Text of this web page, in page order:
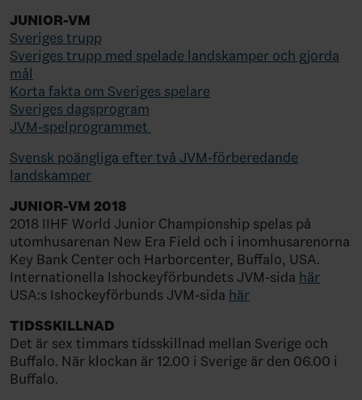
JUNIOR-VM
Sveriges trupp
Sveriges trupp med spelade landskamper och gjorda
mål
Korta fakta om Sveriges spelare
Sveriges dagsprogram
JVM-spelprogrammet
Svensk poängliga efter två JVM-förberedande
landskamper
JUNIOR-VM 2018
2018 IIHF World Junior Championship spelas på
utomhusarenan New Era Field och i inomhusarenorna
Key Bank Center och Harborcenter, Buffalo, USA.
Internationella Ishockeyförbundets JVM-sida här
USA:s Ishockeyförbunds JVM-sida här
TIDSSKILLNAD
Det är sex timmars tidsskillnad mellan Sverige och
Buffalo. När klockan är 12.00 i Sverige är den 06.00 i
Buffalo.